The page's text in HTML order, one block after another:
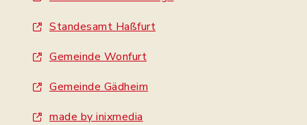
Standesamt Haßfurt
Gemeinde Wonfurt
Gemeinde Gädheim
made by inixmedia